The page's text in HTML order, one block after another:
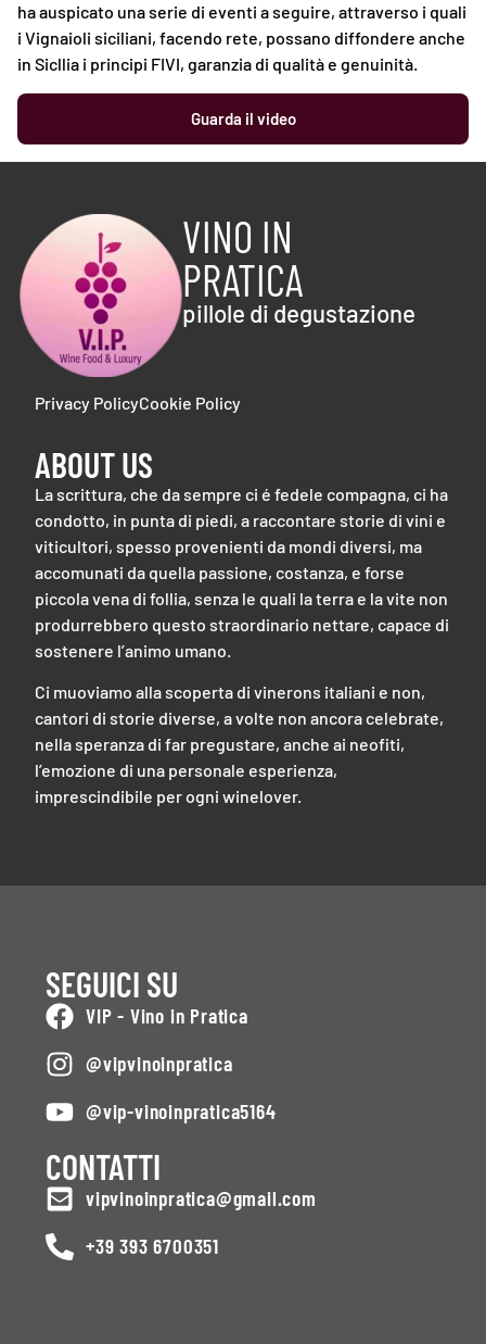
ha auspicato una serie di eventi a seguire, attraverso i quali
i Vignaioli siciliani, facendo rete, possano diffondere anche
in Sicllia i principi FIVI, garanzia di qualità e genuinità.
Guarda il video
VINO IN
PRATICA
pillole di degustazione
Privacy PolicyCookie Policy
ABOUT US
La scrittura, che da sempre ci é fedele compagna, ci ha
condotto, in punta di piedi, a raccontare storie di vini e
viticultori, spesso provenienti da mondi diversi, ma
accomunati da quella passione, costanza, e forse
piccola vena di follia, senza le quali la terra e la vite non
produrrebbero questo straordinario nettare, capace di
sostenere l’animo umano.
Ci muoviamo alla scoperta di vinerons italiani e non,
cantori di storie diverse, a volte non ancora celebrate,
nella speranza di far pregustare, anche ai neofiti,
l’emozione di una personale esperienza,
imprescindibile per ogni winelover.
SEGUICI SU
VIP - Vino in Pratica
@vipvinoinpratica
@vip-vinoinpratica5164
CONTATTI
vipvinoinpratica@gmail.com
+39 393 6700351